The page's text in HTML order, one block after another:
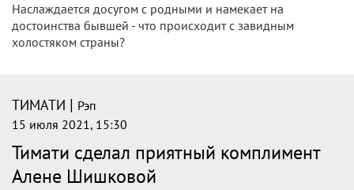
Наслаждается досугом с родными и намекает на
достоинства бывшей - что происходит с завидным
холостяком страны?
ТИМАТИ | Рэп
15 июля 2021, 15:30
Тимати сделал приятный комплимент
Алене Шишковой